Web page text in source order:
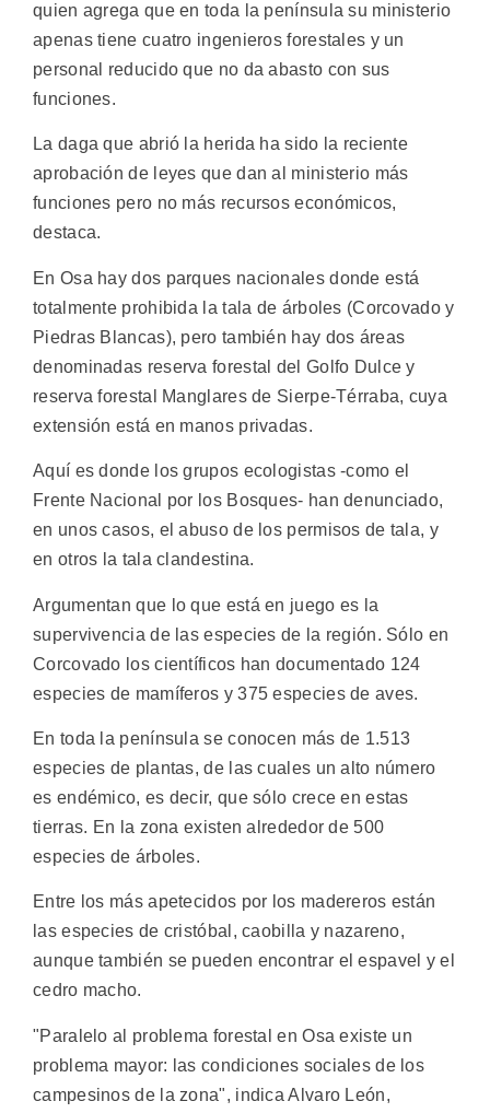
quien agrega que en toda la península su ministerio
apenas tiene cuatro ingenieros forestales y un
personal reducido que no da abasto con sus
funciones.
La daga que abrió la herida ha sido la reciente
aprobación de leyes que dan al ministerio más
funciones pero no más recursos económicos,
destaca.
En Osa hay dos parques nacionales donde está
totalmente prohibida la tala de árboles (Corcovado y
Piedras Blancas), pero también hay dos áreas
denominadas reserva forestal del Golfo Dulce y
reserva forestal Manglares de Sierpe-Térraba, cuya
extensión está en manos privadas.
Aquí es donde los grupos ecologistas -como el
Frente Nacional por los Bosques- han denunciado,
en unos casos, el abuso de los permisos de tala, y
en otros la tala clandestina.
Argumentan que lo que está en juego es la
supervivencia de las especies de la región. Sólo en
Corcovado los científicos han documentado 124
especies de mamíferos y 375 especies de aves.
En toda la península se conocen más de 1.513
especies de plantas, de las cuales un alto número
es endémico, es decir, que sólo crece en estas
tierras. En la zona existen alrededor de 500
especies de árboles.
Entre los más apetecidos por los madereros están
las especies de cristóbal, caobilla y nazareno,
aunque también se pueden encontrar el espavel y el
cedro macho.
"Paralelo al problema forestal en Osa existe un
problema mayor: las condiciones sociales de los
campesinos de la zona", indica Alvaro León,